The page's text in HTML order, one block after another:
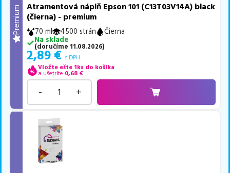
Premium
Atramentová náplň Epson 101 (C13T03V14A) black
(čierna) - premium
70 ml 4500 strán
Čierna
Na sklade
(doručíme 11.08.2026)
2,89 € s DPH
Vložte ešte 1ks do košíka
a ušetríte 0,68 €
- +